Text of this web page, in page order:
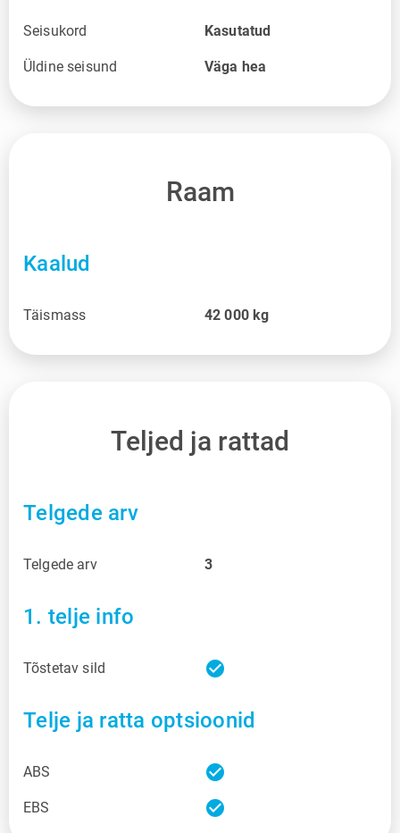
Seisukord Kasutatud
Üldine seisund Väga hea
Raam
Kaalud
Täismass 42 000 kg
Teljed ja rattad
Telgede arv
Telgede arv 3
1. telje info
Tõstetav sild check_circle
Telje ja ratta optsioonid
ABS check_circle
EBS check_circle